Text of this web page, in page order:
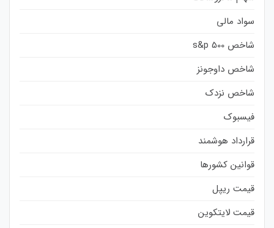
سواد مالی
شاخص s&p 500
شاخص داوجونز
شاخص نزدک
فیسبوک
قرارداد هوشمند
قوانین کشورها
قیمت ریپل
قیمت لایتکوین